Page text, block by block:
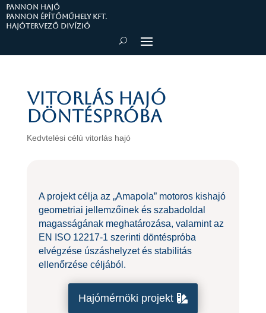
PANNON HAJÓ
Pannon Építőműhely Kft.
Hajótervező divízió
Vitorlás hajó
döntéspróba
Kedvtelési célú vitorlás hajó
A projekt célja az „Amapola” motoros kishajó
geometriai jellemzőinek és szabadoldal
magasságának meghatározása, valamint az
EN ISO 12217-1 szerinti döntéspróba
elvégzése úszáshelyzet és stabilitás
ellenőrzése céljából.
Hajómérnöki projekt